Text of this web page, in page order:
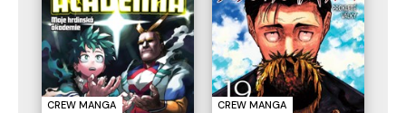
CREW MANGA
CREW MANGA